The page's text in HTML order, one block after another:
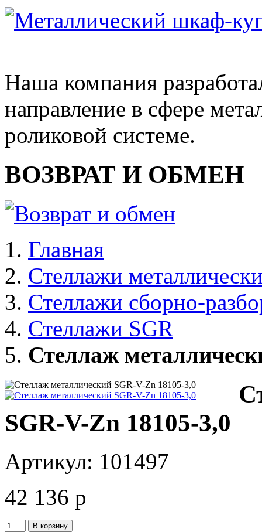
Наша компания
направление в сфере
роликовой системе.
ВОЗВРАТ И ОБМЕН
Главная
Стеллажи
Стеллажи сборно-
Стеллажи SGR
Стеллаж
SGR-V-Zn 18105-3,0
Артикул: 101497
42 136 p
В корзину